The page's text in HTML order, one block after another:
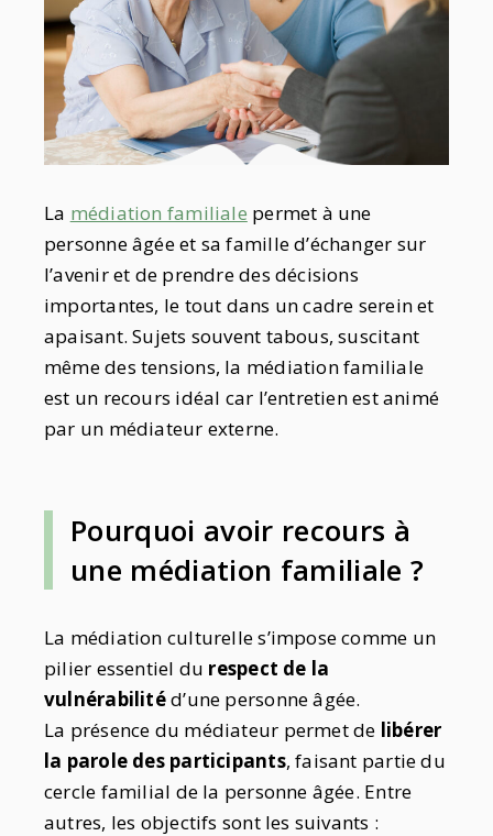
La médiation familiale permet à une
personne âgée et sa famille d’échanger sur
l’avenir et de prendre des décisions
importantes, le tout dans un cadre serein et
apaisant. Sujets souvent tabous, suscitant
même des tensions, la médiation familiale
est un recours idéal car l’entretien est animé
par un médiateur externe.
Pourquoi avoir recours à
une médiation familiale ?
La médiation culturelle s’impose comme un
pilier essentiel du respect de la
vulnérabilitéd’une personne âgée.
La présence du médiateur permet de libérer
la parole des participants, faisant partie du
cercle familial de la personne âgée. Entre
autres, les objectifs sont les suivants :